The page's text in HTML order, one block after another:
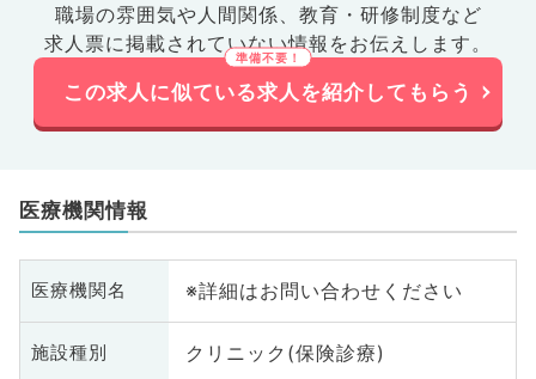
職場の雰囲気や人間関係、 教育・研修制度など
求人票に掲載されていない情報をお伝えします。
この求人に似ている求人を紹介してもらう
医療機関情報
医療機関名 ※詳細はお問い合わせください
施設種別 クリニック(保険診療)